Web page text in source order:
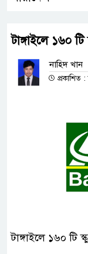
টাঙ্গাইলে ১৬০ টি
নাহিদ খান
প্রকাশিত
টাঙ্গাইলে ১৬০ টি